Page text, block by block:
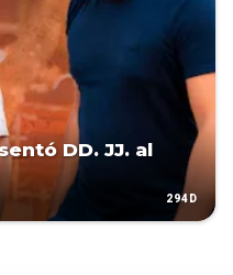
DD. JJ. al
294D